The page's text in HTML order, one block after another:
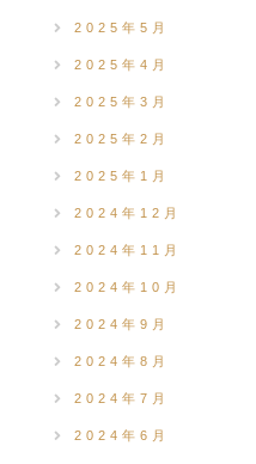
2025年5月
2025年4月
2025年3月
2025年2月
2025年1月
2024年12月
2024年11月
2024年10月
2024年9月
2024年8月
2024年7月
2024年6月